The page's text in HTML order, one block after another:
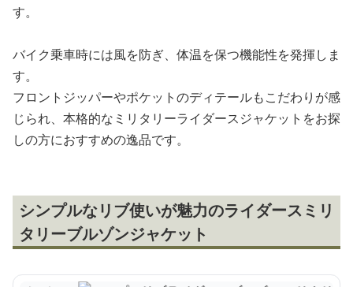
す。
バイク乗車時には風を防ぎ、体温を保つ機能性を発揮しま
す。
フロントジッパーやポケットのディテールもこだわりが感
じられ、本格的なミリタリーライダースジャケットをお探
しの方におすすめの逸品です。
シンプルなリブ使いが魅力のライダースミリ
タリーブルゾンジャケット